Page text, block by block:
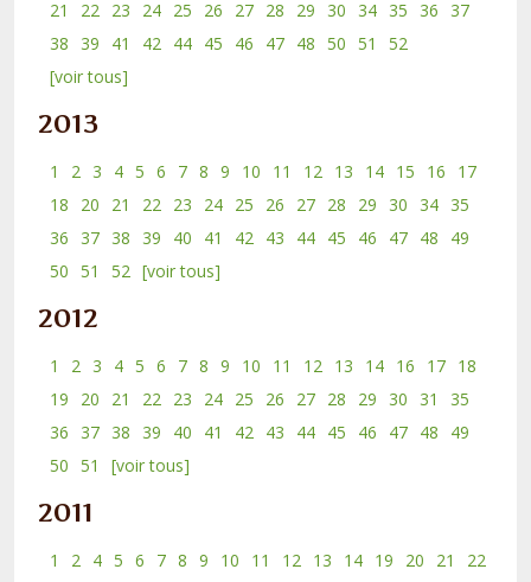
21
22 23 24 25 26 27 28 29 30 34 35 36
37
38
39 41 42 44 45 46 47 48 50 51
52
[voir tous]
2013
1 2 3 4 5 6 7 8 9 10 11 12 13 14 15 16
17
18
20 21 22 23 24 25 26 27 28 29 30 34 35
36
37 38 39 40 41 42 43 44 45 46 47 48
49
50 51 52 [voir tous]
2012
1 2 3 4 5 6 7 8 9 10 11 12 13 14 16 17 18
19
20 21 22 23 24 25 26 27 28 29 30 31
35
36
37 38 39 40 41 42 43 44 45 46 47 48
49
50 51 [voir tous]
2011
1 2 4 5 6 7 8 9 10 11 12 13 14 19 20 21
22